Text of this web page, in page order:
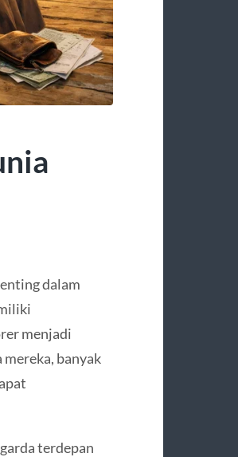
dalam
menjadi
banyak
terdepan